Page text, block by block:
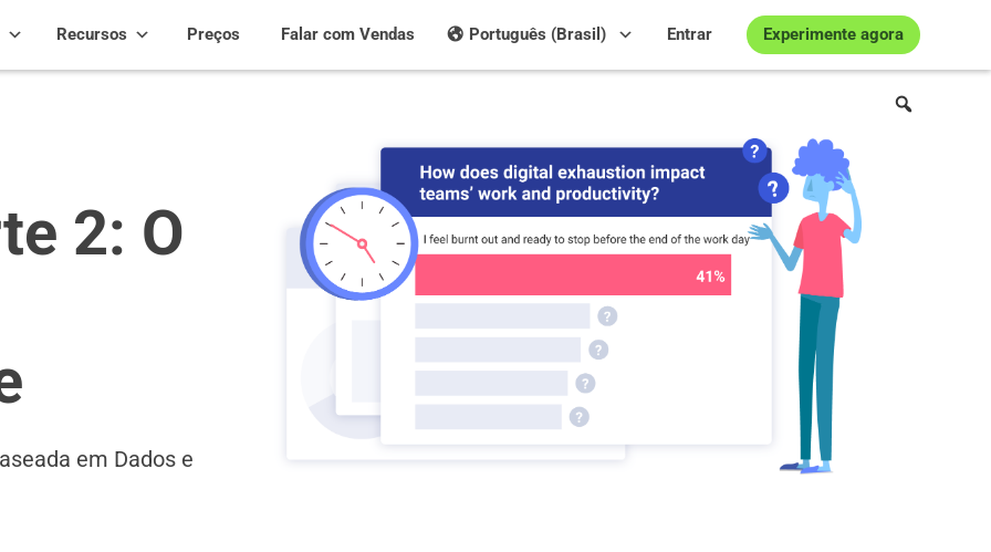
Recursos Preços Experimente agora
Entrar
Português (Brasil)
Falar com Vendas
2: O
em Dados e